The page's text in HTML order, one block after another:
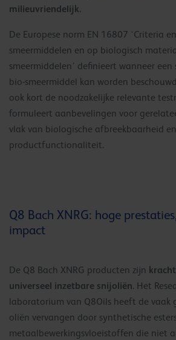
milieuvriendelijk.
De Europese norm EN 16807 ‘Criteria
smeermiddelen en op biologisch
smeermiddelen’ definieert wanneer een
bio-smeermiddel kan worden
ook kort de noodzakelijke relevante
formuleert aanbevelingen voor
vlak van biologische afbreekbaarheid en
productfunctionaliteit.
Q8 Bach XNRG: hoge
impact
De Q8 Bach XNRG producten zijn
universeel inzetbare snijoliën. Het
laboratorium van Q8Oils heeft de vaak
oliën vervangen door synthetische
metaalbewerkingsvloeistoffen die niet